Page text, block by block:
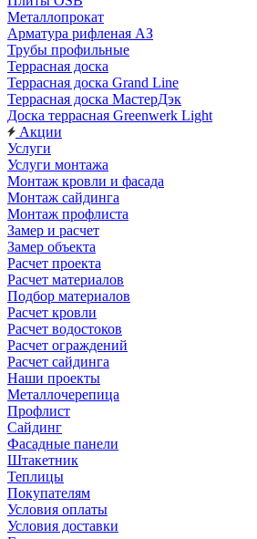
Металлопрокат
Арматура рифленая АЗ
Трубы профильные
Террасная доска
Террасная доска Grand Line
Террасная доска МастерДэк
Доска террасная Greenwerk Light
Акции
Услуги
Услуги монтажа
Монтаж кровли и фасада
Монтаж сайдинга
Монтаж профлиста
Замер и расчет
Замер объекта
Расчет проекта
Расчет материалов
Подбор материалов
Расчет кровли
Расчет водостоков
Расчет ограждений
Расчет сайдинга
Наши проекты
Металлочерепица
Профлист
Сайдинг
Фасадные панели
Штакетник
Теплицы
Покупателям
Условия оплаты
Условия доставки